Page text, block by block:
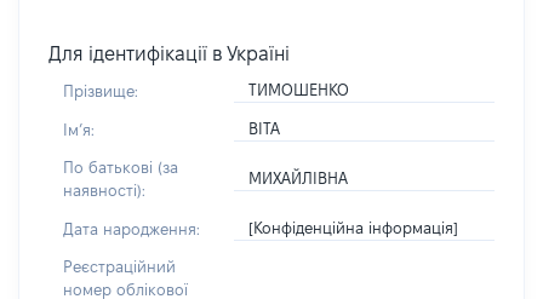
Для ідентифікації в Україні
Прізвище: ТИМОШЕНКО
Імʼя: ВІТА
По батькові (за
наявності):
МИХАЙЛІВНА
Дата народження: [Конфіденційна інформація]
Реєстраційний
номер облікової